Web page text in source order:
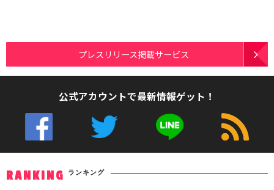
プレスリリース掲載サービス
公式アカウントで最新情報ゲット！
RANKING ランキング